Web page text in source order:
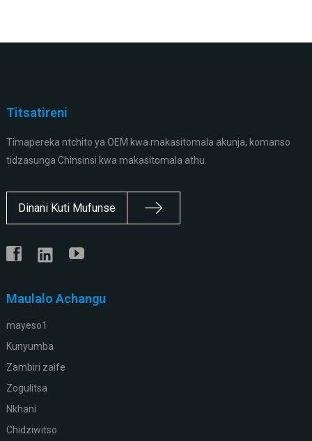
Titsatireni
Timapereka ntchito ya OEM kwa makasitomala akunja, komanso
tidzasunga Chinsinsi kwa makasitomala athu.
Dinani Kuti Mufunse
Maulalo Achangu
mayeso1
Kunyumba
Zambiri zaife
Zogulitsa
Nkhani
Chidziwitso